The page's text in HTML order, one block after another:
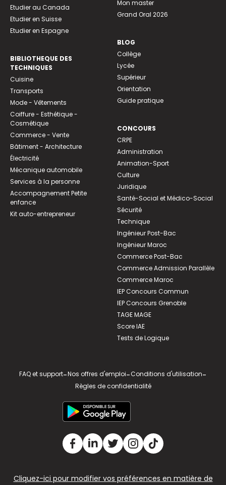
Etudier au Canada
Etudier en Suisse
Etudier en Espagne
BIBLIOTHEQUE DES
TECHNIQUES
Cuisine
Transports
Mode - Vêtements
Coiffure - Esthétique -
Cosmétique
Commerce - Vente
Bâtiment - Architecture
Électricité
Mécanique automobile
Services à la personne
Accompagnement Petite
enfance
Kit auto-entrepreneur
Mon master
Grand Oral 2026
BLOG
Collège
Lycée
Supérieur
Orientation
Guide pratique
CONCOURS
CRPE
Administration
Animation-Sport
Culture
Juridique
Santé-Social et Médico-Social
Sécurité
Technique
Ingénieur Post-Bac
Ingénieur Maroc
Commerce Post-Bac
Commerce Admission Parallèle
Commerce Maroc
IEP Concours Commun
IEP Concours Grenoble
TAGE MAGE
Score IAE
Tests de Logique
FAQ et support-Nos offres d'emploi-Conditions d'utilisation-
Règles de confidentialité
Cliquez-ici pour modifier vos préférences en matière de